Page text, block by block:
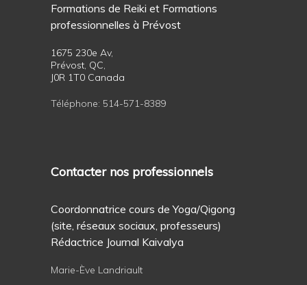
Formations de Reiki et Formations
professionnelles à Prévost
1675 230e Av,
Prévost, QC,
J0R 1T0 Canada
Téléphone: 514-571-8389
Contacter nos professionnels
Coordonnatrice cours de Yoga/Qigong
(site, réseaux sociaux, professeurs)
Rédactrice Journal Kaivalya
Marie-Ève Landriault